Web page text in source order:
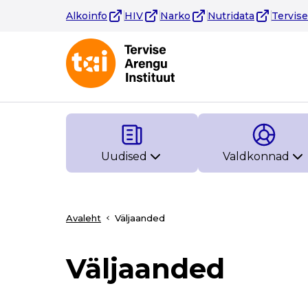
Alkoinfo HIV Narko Nutridata
Uudised Valdkonnad
Avaleht Väljaanded
Väljaanded